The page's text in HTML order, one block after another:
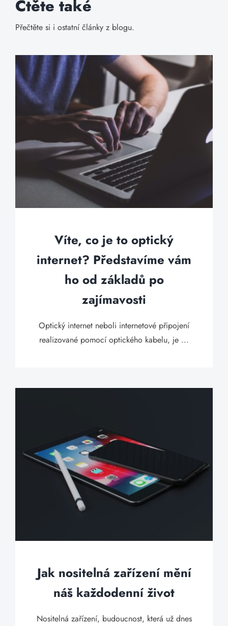
Čtěte také
Přečtěte si i ostatní články z blogu.
Víte, co je to optický
internet? Představíme vám
ho od základů po
zajímavosti
Optický internet neboli internetové připojení
realizované pomocí optického kabelu, je ...
Jak nositelná zařízení mění
náš každodenní život
Nositelná zařízení, budoucnost, která už dnes